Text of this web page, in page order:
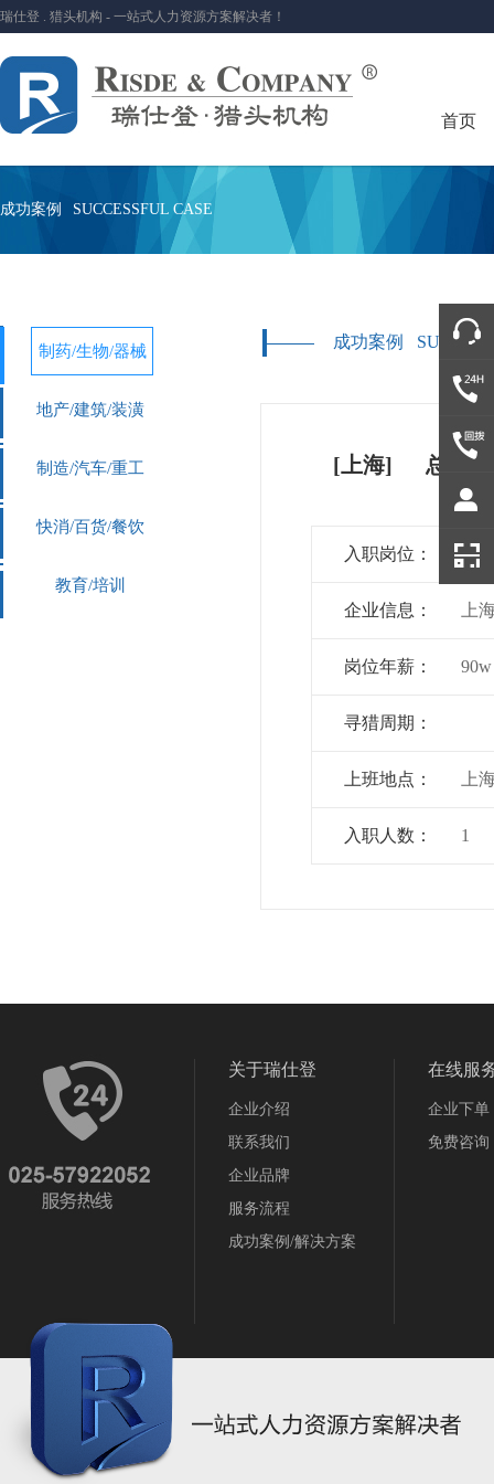
瑞仕登 . 猎头机构 - 一站式人力资源方案解决者！
首页
成功案例 SUCCESSFUL CASE
制药/生物/器械
地产/建筑/装潢
制造/汽车/重工
快消/百货/餐饮
教育/培训
成功案例
[上海] 总经理
入职岗位： 总
企业信息： 上
岗位年薪： 90w
寻猎周期：
上班地点： 上
入职人数： 1
关于瑞仕登
企业介绍
联系我们
企业品牌
服务流程
成功案例/解决方案
在线服
企业下单
免费咨询
苏